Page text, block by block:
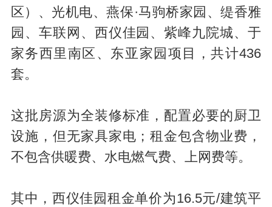
区）、光机电、燕保·马驹桥家园、缇香雅
园、车联网、西仪佳园、紫峰九院城、于
家务西里南区、东亚家园项目，共计436
套。
这批房源为全装修标准，配置必要的厨卫
设施，但无家具家电；租金包含物业费，
不包含供暖费、水电燃气费、上网费等。
其中，西仪佳园租金单价为16.5元/建筑平